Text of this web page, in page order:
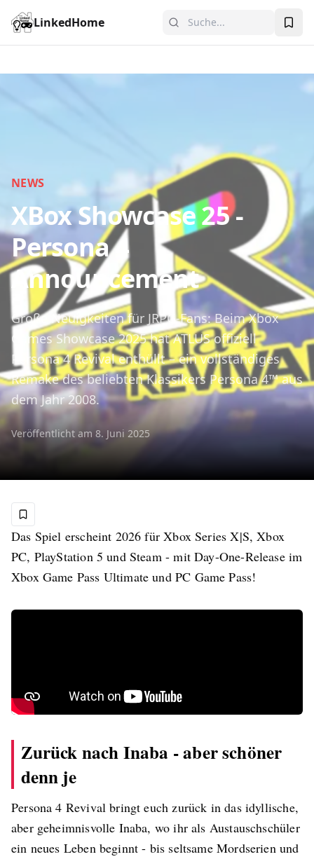
LinkedHome
NEWS
XBox Showcase 25 -
Persona 4
Announcement
Große Neuigkeiten für JRPG-Fans: Beim Xbox
Games Showcase 2025 hat ATLUS offiziell
Persona 4 Revival enthüllt – ein vollständiges
Remake des beliebten Klassikers Persona 4™ aus
dem Jahr 2008.
Veröffentlicht am 8. Juni 2025
Das Spiel erscheint 2026 für Xbox Series X|S, Xbox
PC, PlayStation 5 und Steam - mit Day-One-Release im
Xbox Game Pass Ultimate und PC Game Pass!
Zurück nach Inaba - aber schöner
denn je
Persona 4 Revival bringt euch zurück in das idyllische,
aber geheimnisvolle Inaba, wo ihr als Austauschschüler
ein neues Leben beginnt - bis seltsame Mordserien und